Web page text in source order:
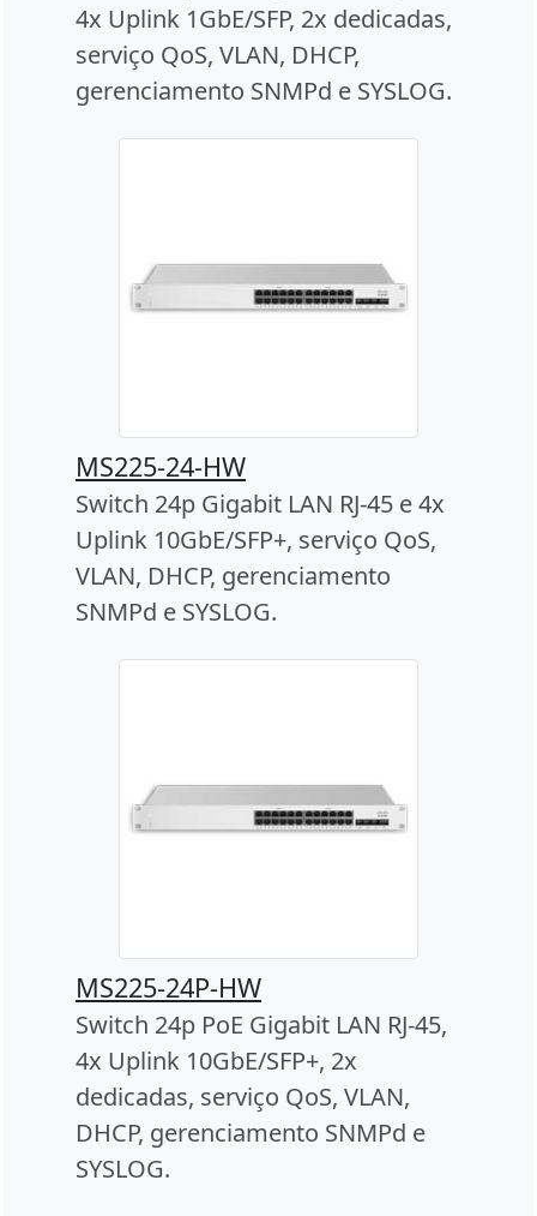
4x Uplink 1GbE/SFP, 2x dedicadas,
serviço QoS, VLAN, DHCP,
gerenciamento SNMPd e SYSLOG.
MS225-24-HW
Switch 24p Gigabit LAN RJ-45 e 4x
Uplink 10GbE/SFP+, serviço QoS,
VLAN, DHCP, gerenciamento
SNMPd e SYSLOG.
MS225-24P-HW
Switch 24p PoE Gigabit LAN RJ-45,
4x Uplink 10GbE/SFP+, 2x
dedicadas, serviço QoS, VLAN,
DHCP, gerenciamento SNMPd e
SYSLOG.